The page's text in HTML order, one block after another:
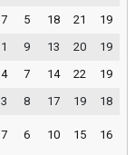
7 5 18 21
19
1 9 13 20
19
4 7 14 22
19
3 8 17 19 18
7 6 10 15 16